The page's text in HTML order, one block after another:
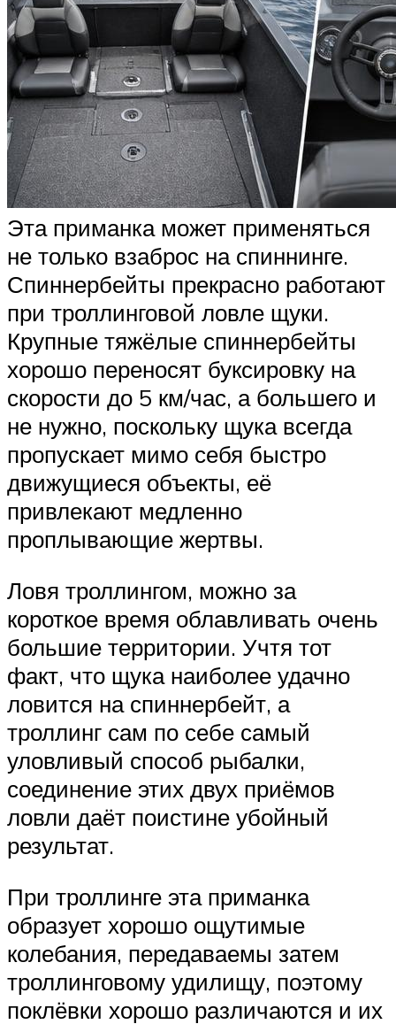
Эта приманка может применяться
не только взаброс на спиннинге.
Спиннербейты прекрасно работают
при троллинговой ловле щуки.
Крупные тяжёлые спиннербейты
хорошо переносят буксировку на
скорости до 5 км/час, а большего и
не нужно, поскольку щука всегда
пропускает мимо себя быстро
движущиеся объекты, её
привлекают медленно
проплывающие жертвы.
Ловя троллингом, можно за
короткое время облавливать очень
большие территории. Учтя тот
факт, что щука наиболее удачно
ловится на спиннербейт, а
троллинг сам по себе самый
уловливый способ рыбалки,
соединение этих двух приёмов
ловли даёт поистине убойный
результат.
При троллинге эта приманка
образует хорошо ощутимые
колебания, передаваемы затем
троллинговому удилищу, поэтому
поклёвки хорошо различаются и их